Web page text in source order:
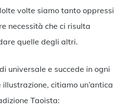
volte siamo tanto oppressi
necessità che ci risulta
quelle degli altri.
universale e succede in ogni
citiamo un’antica
Taoista: